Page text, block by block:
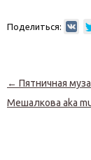
Поделиться:
Навигация по
← Пятничная
Мешалкова aka